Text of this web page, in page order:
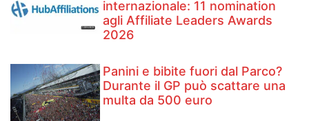
internazionale: 11 nomination
agli Affiliate Leaders Awards
2026
Panini e bibite fuori dal Parco?
Durante il GP può scattare una
multa da 500 euro